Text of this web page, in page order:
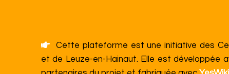
Cette plateforme est une initiative des
et de Leuze-en-Hainaut. Elle est développée